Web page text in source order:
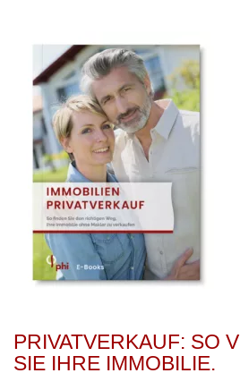
PRIVATVERKAUF: SO
SIE IHRE IMMOBILIE.